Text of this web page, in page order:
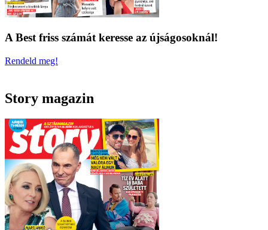
A Best friss számát keresse az újságosoknál!
Rendeld meg!
Story magazin